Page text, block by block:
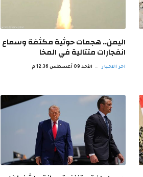
اليمن.. هجمات حوثية مكثفة وسماع
انفجارات متتالية في المخا
اخر الاخبار الأحد 09 أغسطس 12:36 م